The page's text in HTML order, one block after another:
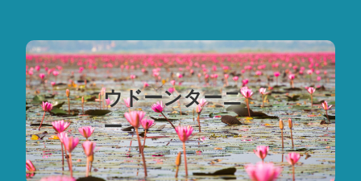
ウドーンターニ
ー